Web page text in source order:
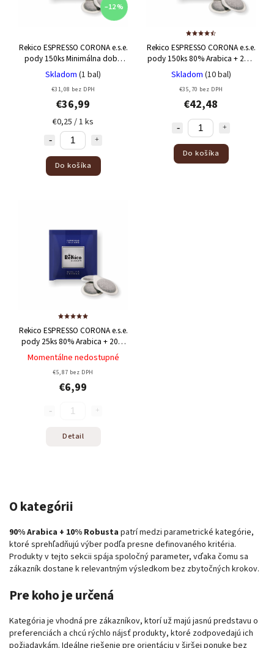
–12 %
Rekico ESPRESSO CORONA e.s.e.
pody 150ksMinimálna doba
trvanlivosti 23/09/2026 - 80%
Arabica + 20% Robusta
Skladom (1 bal)
€31,08 bez DPH
€36,99
€0,25 / 1 ks
Do košíka
Rekico ESPRESSO CORONA e.s.e.
pody 150ks80% Arabica + 20%
Robusta
Skladom (10 bal)
€35,70 bez DPH
€42,48
Do košíka
Rekico ESPRESSO CORONA e.s.e.
pody 25ks80% Arabica + 20%
Robusta
Momentálne nedostupné
€5,87 bez DPH
€6,99
Detail
O kategórii
90% Arabica + 10% Robusta patrí medzi parametrické kategórie,
ktoré sprehľadňujú výber podľa presne definovaného kritéria.
Produkty v tejto sekcii spája spoločný parameter, vďaka čomu sa
zákazník dostane k relevantným výsledkom bez zbytočných krokov.
Pre koho je určená
Kategória je vhodná pre zákazníkov, ktorí už majú jasnú predstavu o
preferenciách a chcú rýchlo nájsť produkty, ktoré zodpovedajú ich